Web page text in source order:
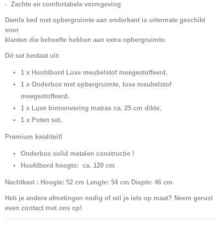
- Zachte en comfortabele vormgeving
Damla bed met opbergruimte aan onderkant is uitermate geschikt
voor
klanten die behoefte hebben aan extra opbergruimte.
Dit set bestaat uit:
1 x Hoofdbord Luxe meubelstof meegestoffeerd.
1 x Onderbox met opbergruimte, luxe meubelstof
meegestoffeerd.
1 x Luxe binnenvering matras ca. 25 cm dikte.
1 x Poten set.
Premium kwaliteit!
Onderbox solid metalen constructie !
Hoofdbord hoogte: ca. 120 cm
Nachtkast : Hoogte: 52 cm Lengte: 54 cm Diepte: 46 cm
Heb je andere afmetingen nodig of wil je iets op maat? Neem gerust
even contact met ons op!